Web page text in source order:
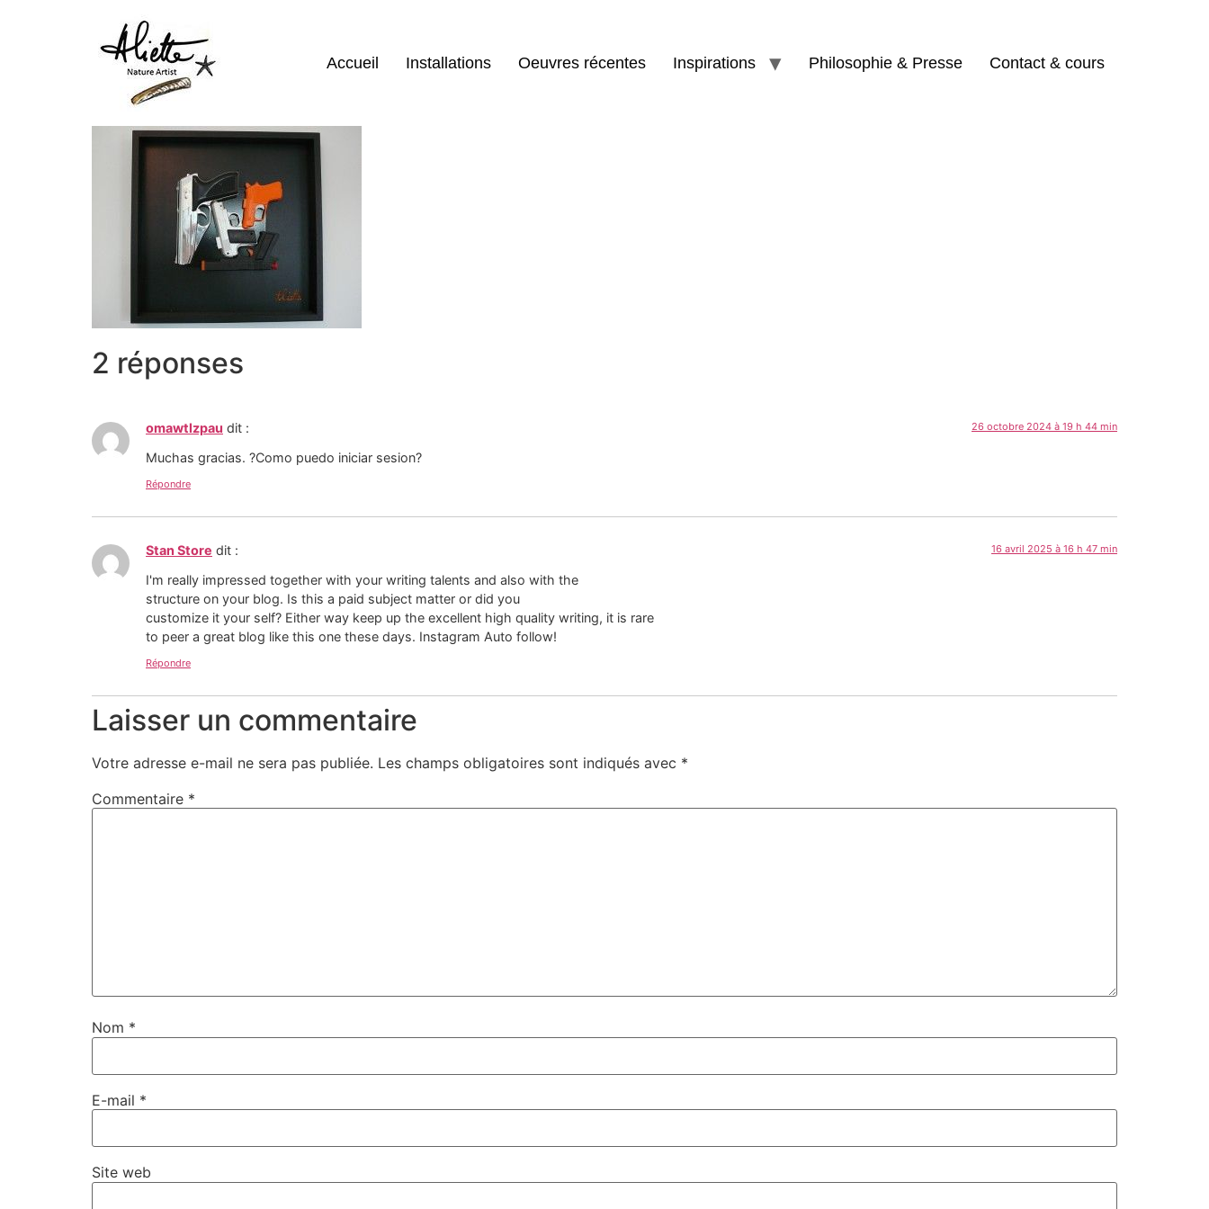
Accueil Installations Oeuvres récentes Inspirations Philosophie & Presse Contact & cours
2 réponses
omawtlzpau dit : 26 octobre 2024 à 19 h 44 min
Muchas gracias. ?Como puedo iniciar sesion?
Répondre
Stan Store dit : 16 avril 2025 à 16 h 47 min
I'm really impressed together with your writing talents and also with the
structure on your blog. Is this a paid subject matter or did you
customize it your self? Either way keep up the excellent high quality writing, it is rare
to peer a great blog like this one these days. Instagram Auto follow!
Répondre
Laisser un commentaire
Votre adresse e-mail ne sera pas publiée. Les champs obligatoires sont indiqués avec *
Commentaire *
Nom *
E-mail *
Site web